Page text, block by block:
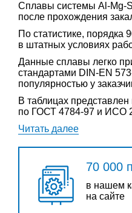
Сплавы системы Al-Mg-
после прохождения
По статистике,
в штатных условиях
Данные сплавы легко
стандартами DIN-EN
популярностью у
В таблицах
по ГОСТ 4784-97 и ИСО
Читать далее
70 000
в нашем
на сайте